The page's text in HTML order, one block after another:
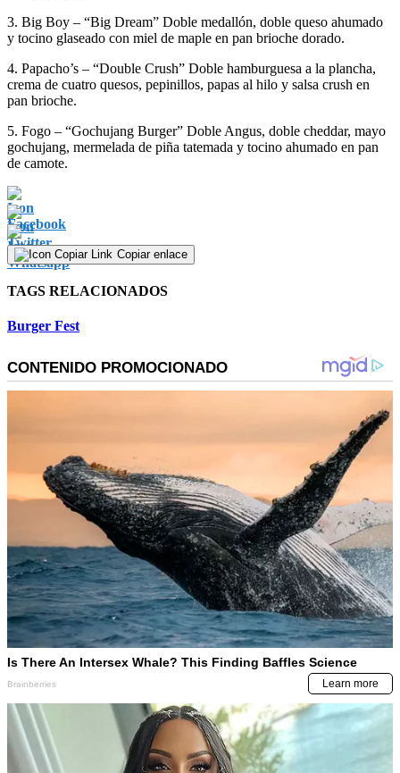
3. Big Boy – “Big Dream” Doble medallón, doble queso ahumado
y tocino glaseado con miel de maple en pan brioche dorado.
4. Papacho’s – “Double Crush” Doble hamburguesa a la plancha,
crema de cuatro quesos, pepinillos, papas al hilo y salsa crush en
pan brioche.
5. Fogo – “Gochujang Burger” Doble Angus, doble cheddar, mayo
gochujang, mermelada de piña tatemada y tocino ahumado en pan
de camote.
Copiar enlace
TAGS RELACIONADOS
Burger Fest